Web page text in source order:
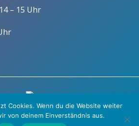
– 15 Uhr
Cookies. Wenn du die Website weiter
von deinem Einverständnis aus.